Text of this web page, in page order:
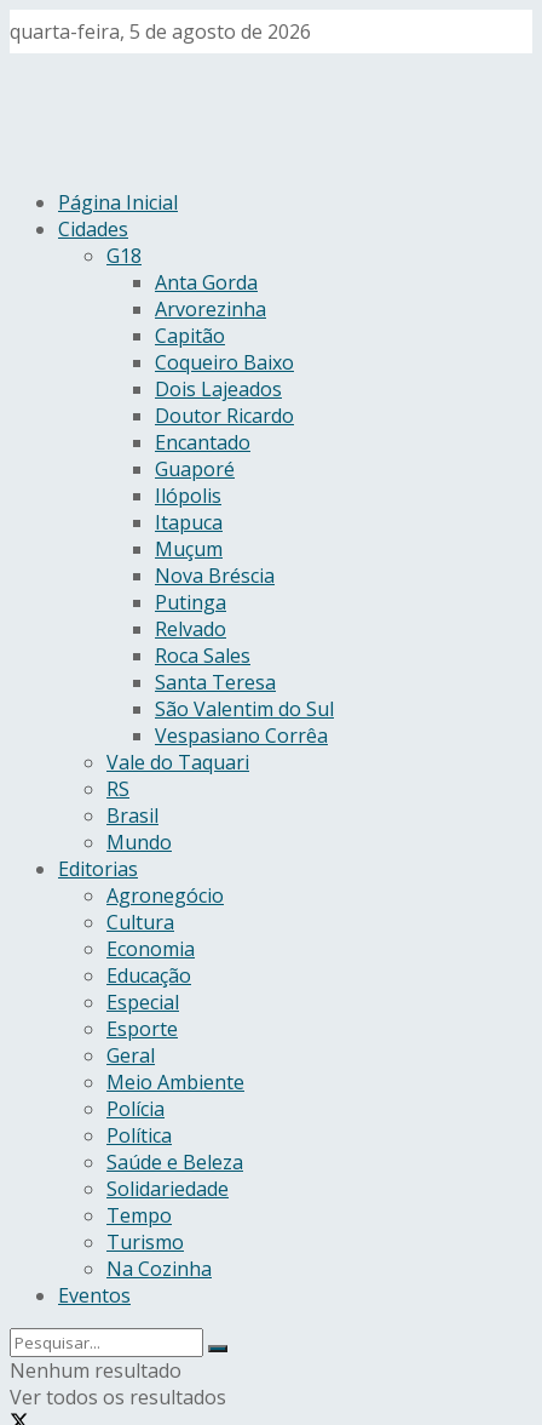
quarta-feira, 5 de agosto de 2026
Página Inicial
Cidades
G18
Anta Gorda
Arvorezinha
Capitão
Coqueiro Baixo
Dois Lajeados
Doutor Ricardo
Encantado
Guaporé
Ilópolis
Itapuca
Muçum
Nova Bréscia
Putinga
Relvado
Roca Sales
Santa Teresa
São Valentim do Sul
Vespasiano Corrêa
Vale do Taquari
RS
Brasil
Mundo
Editorias
Agronegócio
Cultura
Economia
Educação
Especial
Esporte
Geral
Meio Ambiente
Polícia
Política
Saúde e Beleza
Solidariedade
Tempo
Turismo
Na Cozinha
Eventos
Nenhum resultado
Ver todos os resultados